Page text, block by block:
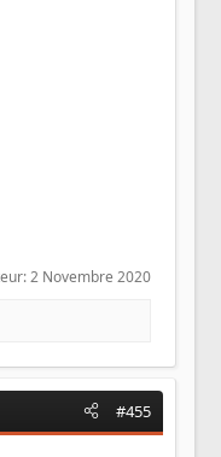
2 Novembre 2020
#455